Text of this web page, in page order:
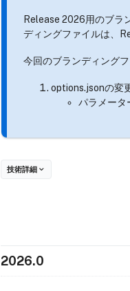
Release 2026用のブラ
ディングファイルは、
今回のブランディング
options.jsonの変
パラメータ
技術詳細
2026.0